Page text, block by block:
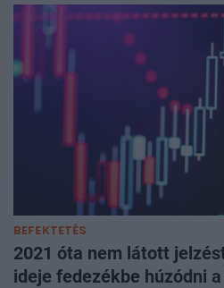
BEFEKTETÉS
2021 óta nem látott
ideje fedezékbe húzódni